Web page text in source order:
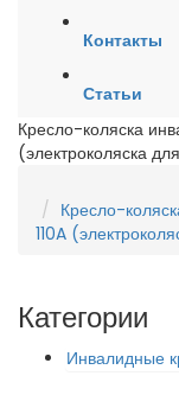
Контакты
Статьи
Кресло-коляска
(электроколяска
Кресло-
110A
Категории
Инвалидные